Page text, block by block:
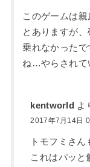
このゲームは
とありますが
乗れなかった
ね…やらされて
kentworld よ
2017年7月14日
トモフミさ
これはパッと